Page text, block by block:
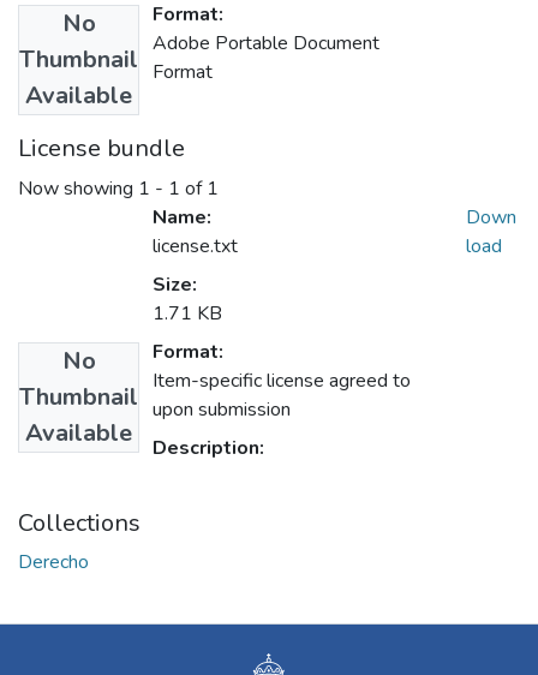
No
Thumbnail
Available
Format:
Adobe Portable Document
Format
License bundle
Now showing 1 - 1 of 1
No
Thumbnail
Available
Name:
license.txt
Size:
1.71 KB
Format:
Item-specific license agreed to
upon submission
Description:
Down
load
Collections
Derecho